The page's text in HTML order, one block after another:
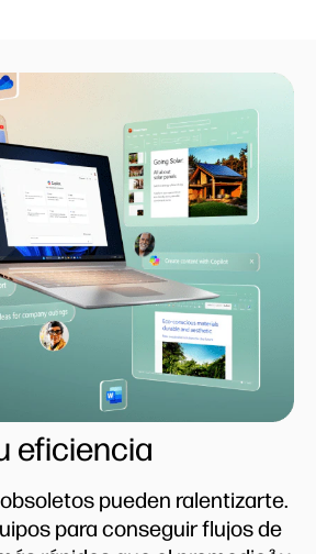
eficiencia
pueden ralentizarte.
para conseguir flujos de